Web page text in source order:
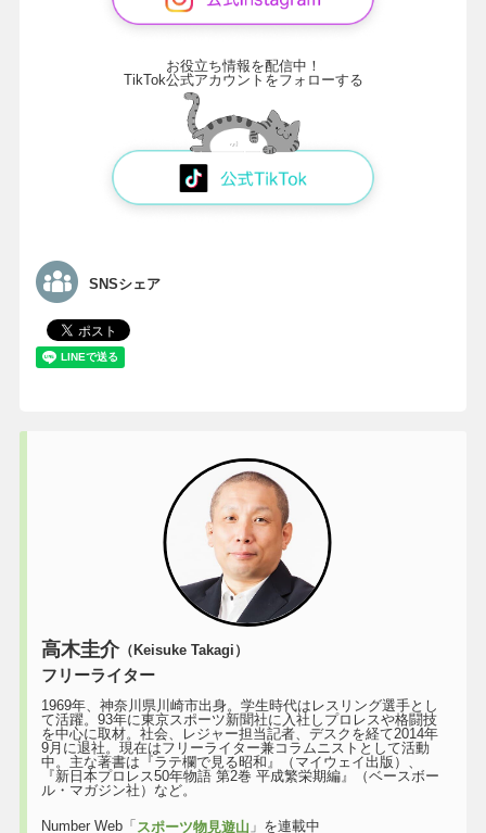
お役立ち情報を配信中！
TikTok公式アカウントをフォローする
SNSシェア
高木圭介（Keisuke Takagi）
フリーライター
1969年、神奈川県川崎市出身。学生時代はレスリング選手とし
て活躍。93年に東京スポーツ新聞社に入社しプロレスや格闘技
を中心に取材。社会、レジャー担当記者、デスクを経て2014年
9月に退社。現在はフリーライター兼コラムニストとして活動
中。主な著書は『ラテ欄で見る昭和』（マイウェイ出版）、
『新日本プロレス50年物語 第2巻 平成繁栄期編』（ベースボー
ル・マガジン社）など。
Number Web「 スポーツ物見遊山 」を連載中